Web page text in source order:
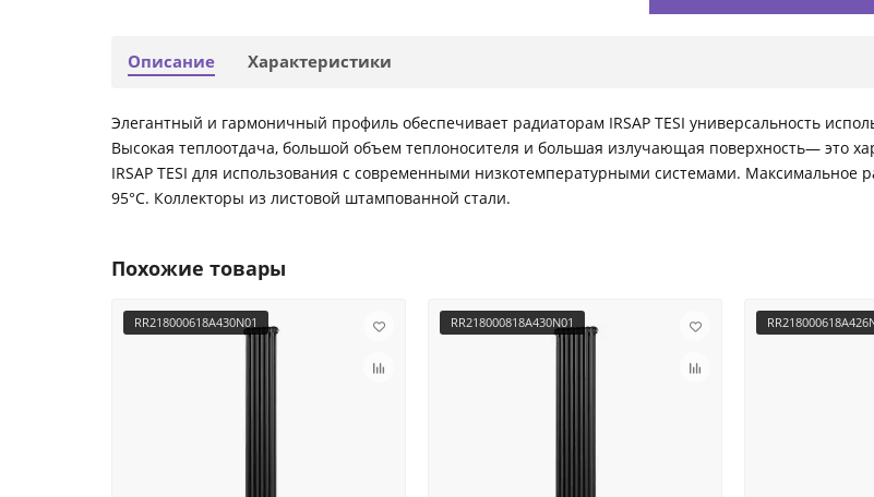
Описание Характеристики
Элегантный и гармоничный профиль обеспечивает радиаторам IRSAP TESI универсальность
Высокая теплоотдача, большой объем теплоносителя и большая излучающая поверхность— это
IRSAP TESI для использования с современными низкотемпературными системами.
95°С. Коллекторы из листовой штампованной стали.
Похожие товары
RR218000618A430N01 RR218000818A430N01